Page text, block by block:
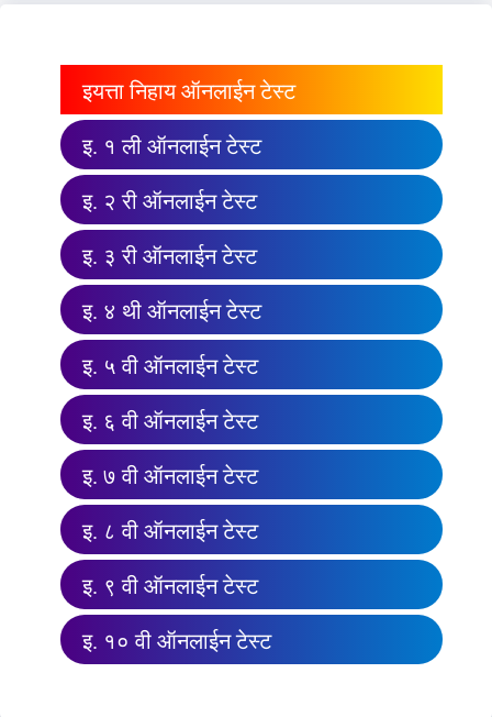
इयत्ता निहाय ऑनलाईन टेस्ट
इ. १ ली ऑनलाईन टेस्ट
इ. २ री ऑनलाईन टेस्ट
इ. ३ री ऑनलाईन टेस्ट
इ. ४ थी ऑनलाईन टेस्ट
इ. ५ वी ऑनलाईन टेस्ट
इ. ६ वी ऑनलाईन टेस्ट
इ. ७ वी ऑनलाईन टेस्ट
इ. ८ वी ऑनलाईन टेस्ट
इ. ९ वी ऑनलाईन टेस्ट
इ. १० वी ऑनलाईन टेस्ट